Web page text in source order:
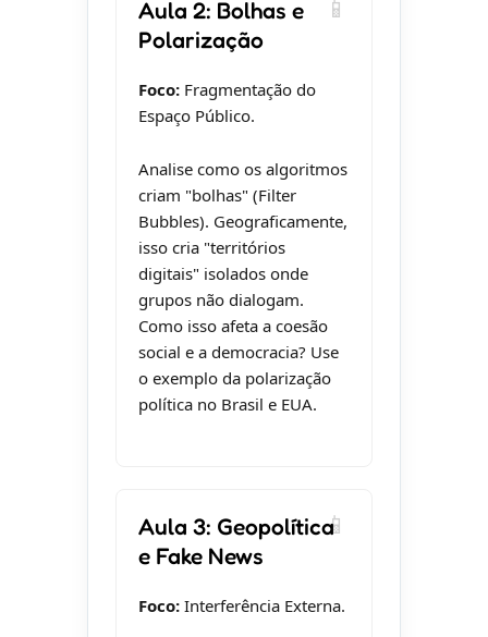
Aula 2: Bolhas e
Polarização
Foco: Fragmentação do
Espaço Público.
Analise como os algoritmos
criam "bolhas" (Filter
Bubbles). Geograficamente,
isso cria "territórios
digitais" isolados onde
grupos não dialogam.
Como isso afeta a coesão
social e a democracia? Use
o exemplo da polarização
política no Brasil e EUA.
Aula 3: Geopolítica
e Fake News
Foco: Interferência Externa.